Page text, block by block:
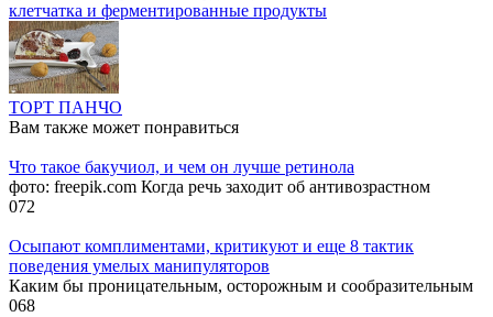
клетчатка и ферментированные продукты
ТОРТ ПАНЧО
Вам также может понравиться
Что такое бакучиол, и чем он лучше ретинола
фото: freepik.com Когда речь заходит об антивозрастном
072
Осыпают комплиментами, критикуют и еще 8 тактик
поведения умелых манипуляторов
Каким бы проницательным, осторожным и сообразительным
068